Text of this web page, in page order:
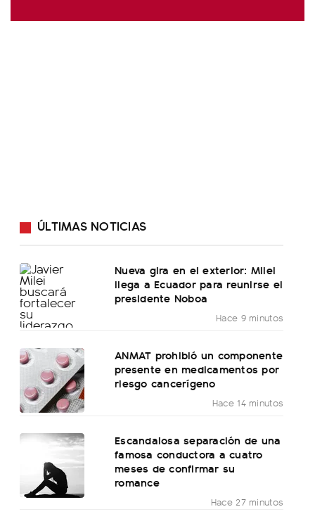
ÚLTIMAS NOTICIAS
Nueva gira en el exterior: Milei
llega a Ecuador para reunirse el
presidente Noboa
Hace 9 minutos
ANMAT prohibió un componente
presente en medicamentos por
riesgo cancerígeno
Hace 14 minutos
Escandalosa separación de una
famosa conductora a cuatro
meses de confirmar su
romance
Hace 27 minutos